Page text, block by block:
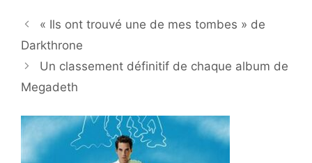
« Ils ont trouvé une de mes tombes » de
Darkthrone
Un classement définitif de chaque album de
Megadeth